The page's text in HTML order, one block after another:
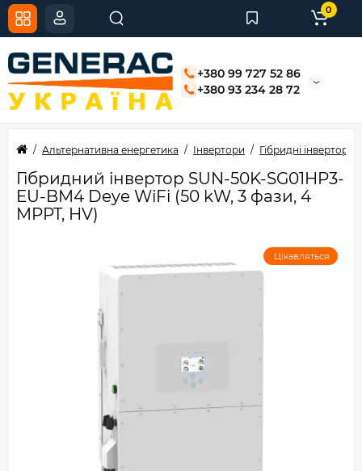
+380 99 727 52 86
+380 93 234 28 72
0
Альтернативна енергетика Інвертори Гібридні інвертори
Гібридний інвертор SUN-50K-SG01HP3-
EU-BM4 Deye WiFi (50 kW, 3 фази, 4
MPPT, HV)
Цікавляться